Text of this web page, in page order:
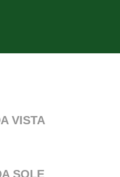
VISTA
SOLE